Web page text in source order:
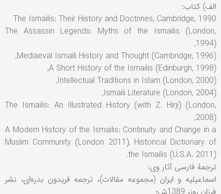
الف) کتاب:
The Ismailis: Their History and Doctrines, Cambridge, 1990
The Assassin Legends: Myths of the Ismailis (London,
1994),
Mediaeval Ismaili History and Thought (Cambridge, 1996),
A Short History of the Ismailis (Edinburgh, 1998),
Intellectual Traditions in Islam (London, 2000),
Ismaili Literature (London, 2004),
The Ismailis: An Illustrated History (with Z. Hirji) (London,
2008),
A Modern History of the Ismailis: Continuity and Change in a
Muslim Community (London 2011), Historical Dictionary of
the Ismailis (U.S.A. 2011).
ترجمۀ فارسی آثار وی:
اسماعيليه و ايران (مجموعه مقالات)، ترجمه فريدون بدره‌ای، نشر